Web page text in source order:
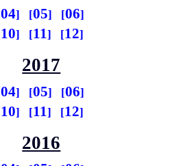
04 05
06
10 11 12
2017
04 05
06
10 11 12
2016